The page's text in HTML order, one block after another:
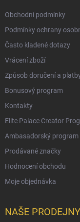
Obchodní podmínky
Podmínky ochrany
Často kladené dotazy
Vrácení zboží
Způsob doručení a
Bonusový program
Kontakty
Elite Palace Creator
Ambasadorský program
Prodávané značky
Hodnocení obchodu
Moje objednávka
NAŠE